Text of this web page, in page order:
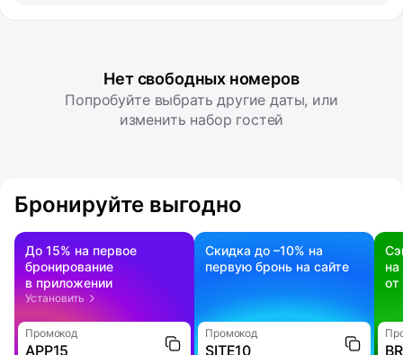
Нет свободных номеров
Попробуйте выбрать другие даты, или
изменить набор гостей
Бронируйте выгодно
До 15% на первое
бронирование
в приложении
Установить
Промокод
APP15
Скидка до –10% на
первую бронь на сайте
Промокод
SITE10
на